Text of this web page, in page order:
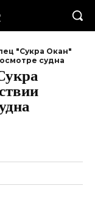
"Сукра Окан"
судна